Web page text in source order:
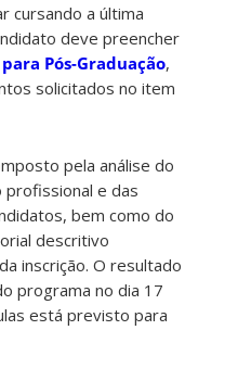
cursando a última
deve preencher
Pós-Graduação,
solicitados no item
pela análise do
profissional e das
bem como do
descritivo
inscrição. O resultado
programa no dia 17
está previsto para